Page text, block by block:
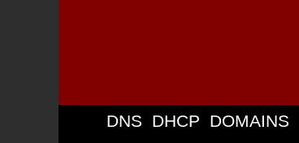
DNS DHCP DOMAINS